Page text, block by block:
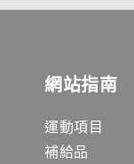
網站指南
運動項目
補給品